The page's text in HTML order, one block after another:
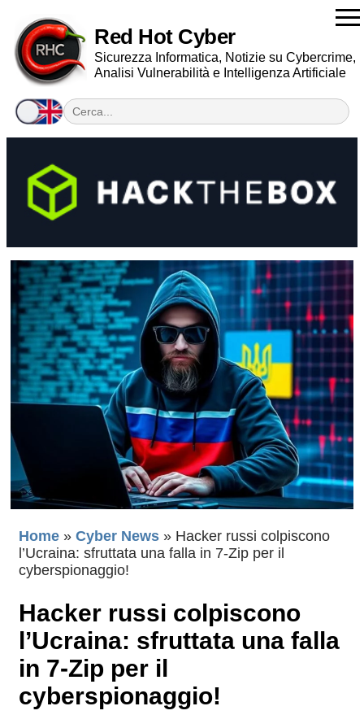
Red Hot Cyber
Sicurezza Informatica, Notizie su Cybercrime,
Analisi Vulnerabilità e Intelligenza Artificiale
Home » Cyber News » Hacker russi colpiscono
l’Ucraina: sfruttata una falla in 7-Zip per il
cyberspionaggio!
Hacker russi colpiscono
l’Ucraina: sfruttata una falla
in 7-Zip per il
cyberspionaggio!